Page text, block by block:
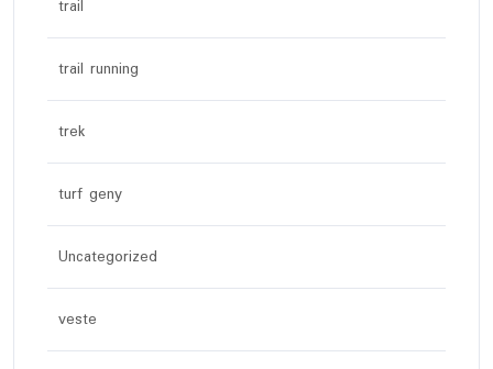
trail
trail running
trek
turf geny
Uncategorized
veste